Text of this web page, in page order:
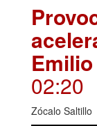
02:20
Zócalo Saltillo